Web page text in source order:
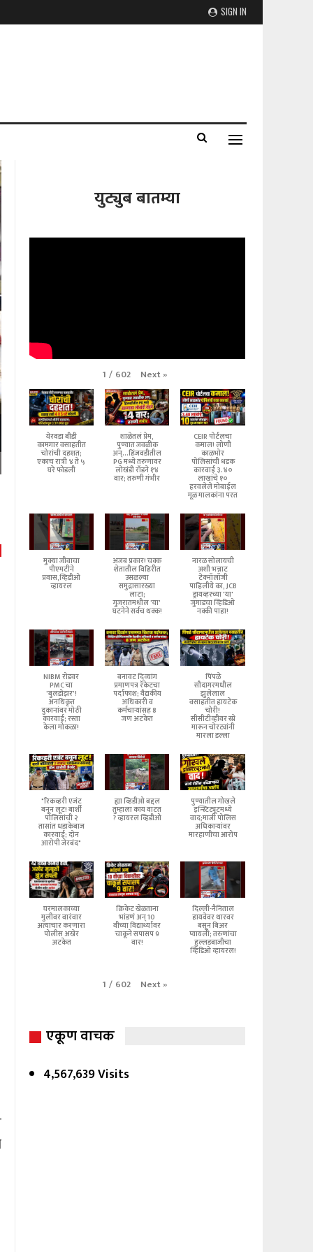
SIGN IN
युट्युब बातम्या
1 / 602 Next»
येरवडा बीडी
कामगार वसाहतीत
चोरांची दहशत;
एकाच रात्री ४ ते ५
घरे फोडली
शाळेतलं प्रेम,
पुण्यात जवळीक
अन्...हिंजवडीतील
PG मध्ये तरुणावर
लोखंडी रॉडने १४
वार; तरुणी गंभीर
CEIR पोर्टलचा
कमाल! लोणी
काळभोर
पोलिसांची धडक
कारवाई ३.४०
लाखांचे १०
हरवलेले मोबाईल
मूळ मालकांना परत
मुक्या जीवाचा
पीएमटीने
प्रवास,व्हिडीओ
व्हायरल
अजब प्रकार! चक्क
शेतातील विहिरीत
उसळल्या
समुद्रासारख्या
लाटा;
गुजरातमधील 'या'
घटनेने सर्वच थक्क!
नारळ सोलायची
अशी भन्नाट
टेक्नॉलॉजी
पाहिलीये का, JCB
ड्रायव्हरच्या 'या'
जुगाडचा व्हिडिओ
नक्की पाहा!
NIBM रोडवर
PMC चा
'बुलडोझर'!
अनधिकृत
दुकानांवर मोठी
कारवाई; रस्ता
केला मोकळा!
बनावट दिव्यांग
प्रमाणपत्र रॅकेटचा
पर्दाफाश; वैद्यकीय
अधिकारी व
कर्मचाऱ्यांसह 8
जण अटकेत
पिंपळे
सौदागरमधील
झुलेलाल
वसाहतीत हायटेक
चोरी!
सीसीटीव्हीवर स्प्रे
मारून चोरट्यांनी
मारला डल्ला
"रिकव्हरी एजंट
बनून लूट! बार्शी
पोलिसांची २
तासांत धडाकेबाज
कारवाई; दोन
आरोपी जेरबंद"
ह्या व्हिडीओ बद्दल
तुम्हाला काय वाटत
? व्हायरल व्हिडीओ
पुण्यातील गोखले
इन्स्टिट्यूटमध्ये
वाद;माजी पोलिस
अधिकाऱ्यांवर
मारहाणीचा आरोप
घरमालकाच्या
मुलीवर वारंवार
अत्याचार करणारा
पोलीस अखेर
अटकेत
क्रिकेट खेळताना
भांडणं अन् 10
वीच्या विद्यार्थ्यावर
चाकूने सपासप 9
वार!
दिल्ली-नैनिताल
हायवेवर थारवर
बसून बिअर
प्यायली; तरुणांचा
हुल्लडबाजीचा
व्हिडिओ व्हायरल!
1 / 602 Next»
एकूण वाचक
4,567,639 Visits